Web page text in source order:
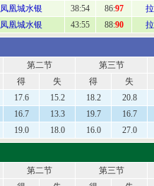
凤凰城水银 38:54 86:97
凤凰城水银 43:55 88:90
第二节
第三节
得 失 得
失
17.6 15.2 18.2
20.8
16.7 13.3 19.7
16.7
19.0 18.0 16.0 27.0
第二节
第三节